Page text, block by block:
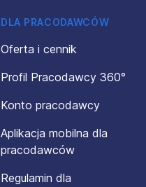
DLA PRACODAWCÓW
Oferta i cennik
Profil Pracodawcy 360°
Konto pracodawcy
Aplikacja mobilna dla
pracodawców
Regulamin dla